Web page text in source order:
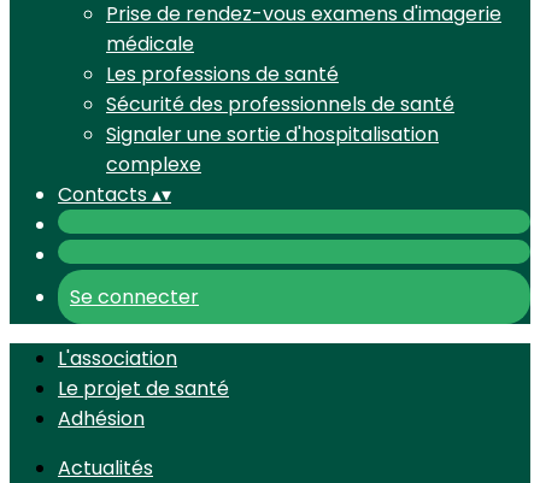
Prise de rendez-vous examens d'imagerie
médicale
Les professions de santé
Sécurité des professionnels de santé
Signaler une sortie d'hospitalisation
complexe
Contacts▴▾
Se connecter
L'association
Le projet de santé
Adhésion
Actualités